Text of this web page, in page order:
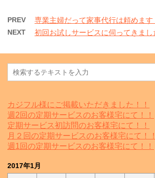
PREV 専業主婦だって家事代行は頼めます
NEXT 初回お試しサービスに伺ってきまし
カジフル様にご掲載いただきました！！
週2回の定期サービスのお客様宅にて！！
定期サービス初訪問のお客様宅にて！！
月２回の定期サービスのお客様宅にて！！
週1回の定期サービスのお客様宅にて！！
2017年1月